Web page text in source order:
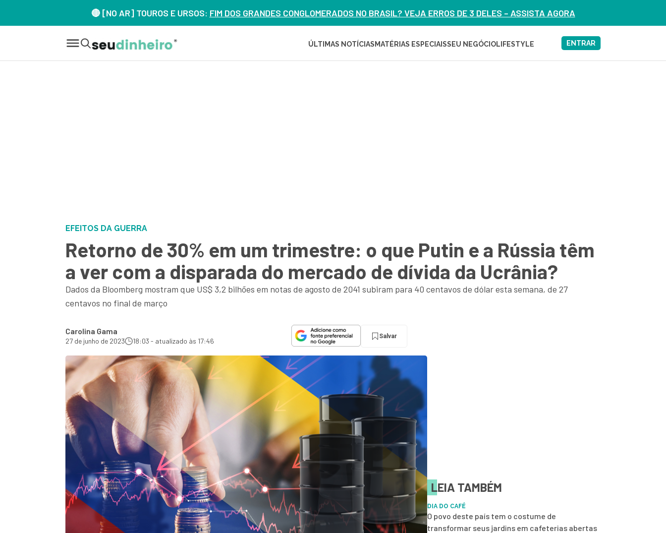
🔴 [NO AR] TOUROS E URSOS: FIM DOS GRANDES CONGLOMERADOS NO BRASIL? VEJA ERROS DE 3 DELES – ASSISTA AGORA
ÚLTIMAS NOTÍCIAS MATÉRIAS ESPECIAISSEU NEGÓCIOLIFESTYLE ENTRAR
EFEITOS DA GUERRA
Retorno de 30% em um trimestre: o que Putin e a Rússia têm
a ver com a disparada do mercado de dívida da Ucrânia?
Dados da Bloomberg mostram que US$ 3,2 bilhões em notas de agosto de 2041 subiram para 40 centavos de dólar esta semana, de 27
centavos no final de março
Carolina Gama
27 de junho de 2023 18:03 - atualizado às 17:46
Salvar
LEIA TAMBÉM
DIA DO CAFÉ
O povo deste país tem o costume de
transformar seus jardins em cafeterias abertas